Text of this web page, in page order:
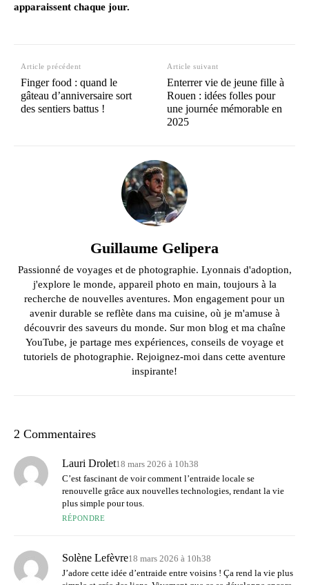
apparaissent chaque jour.
Article précédent
Finger food : quand le
gâteau d’anniversaire sort
des sentiers battus !
Article suivant
Enterrer vie de jeune fille à
Rouen : idées folles pour
une journée mémorable en
2025
Guillaume Gelipera
Passionné de voyages et de photographie. Lyonnais d'adoption,
j'explore le monde, appareil photo en main, toujours à la
recherche de nouvelles aventures. Mon engagement pour un
avenir durable se reflète dans ma cuisine, où je m'amuse à
découvrir des saveurs du monde. Sur mon blog et ma chaîne
YouTube, je partage mes expériences, conseils de voyage et
tutoriels de photographie. Rejoignez-moi dans cette aventure
inspirante!
2 Commentaires
Lauri Drolet18 mars 2026 à 10h38
C’est fascinant de voir comment l’entraide locale se
renouvelle grâce aux nouvelles technologies, rendant la vie
plus simple pour tous.
RÉPONDRE
Solène Lefèvre18 mars 2026 à 10h38
J’adore cette idée d’entraide entre voisins ! Ça rend la vie plus